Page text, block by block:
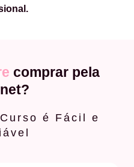
comprar pela
é Fácil e